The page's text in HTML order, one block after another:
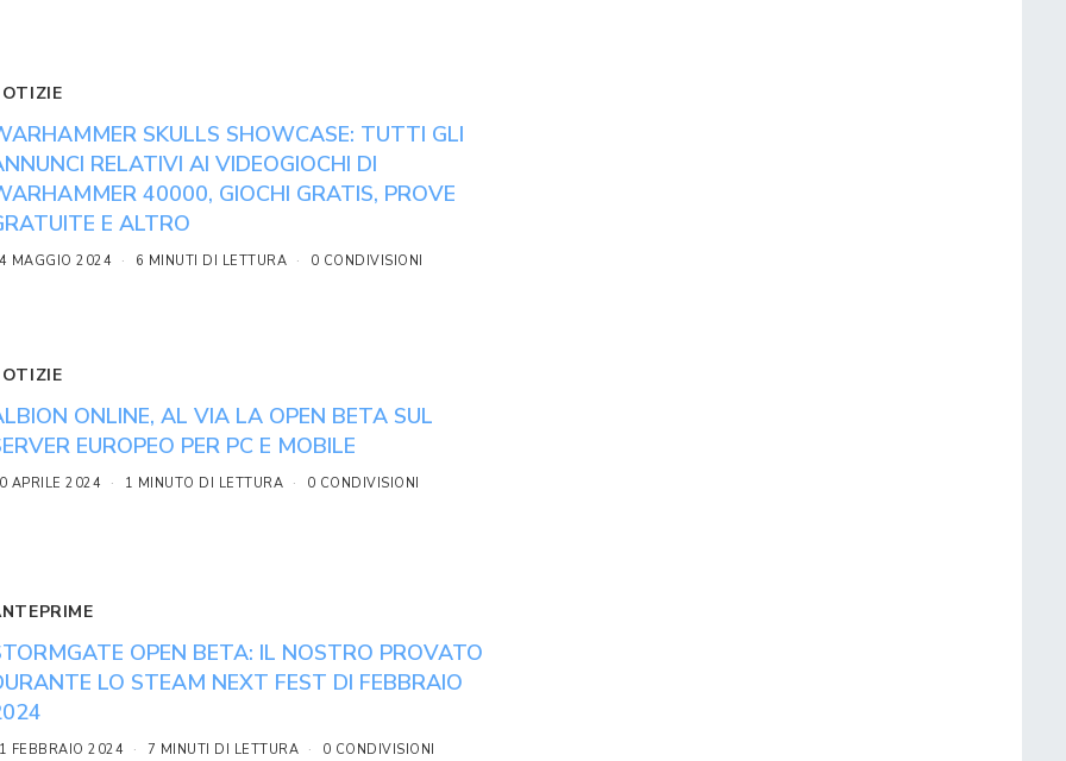
SKULLS SHOWCASE: TUTTI GLI
RELATIVI AI VIDEOGIOCHI DI
40000, GIOCHI GRATIS, PROVE
E ALTRO
MAGGIO 2024 6 MINUTI DI LETTURA 0 CONDIVISIONI
ONLINE, AL VIA LA OPEN BETA SUL
EUROPEO PER PC E MOBILE
APRILE 2024 1 MINUTO DI LETTURA 0 CONDIVISIONI
OPEN BETA: IL NOSTRO PROVATO
LO STEAM NEXT FEST DI FEBBRAIO
FEBBRAIO 2024 7 MINUTI DI LETTURA 0 CONDIVISIONI